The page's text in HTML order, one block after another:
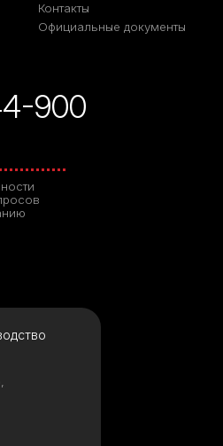
Контакты
Официальные документы
900